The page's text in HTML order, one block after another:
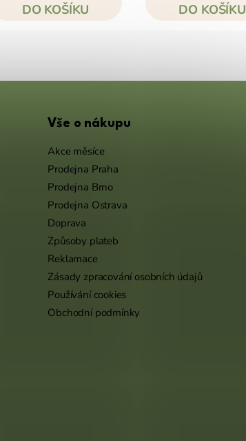
DO KOŠÍKU DO KOŠÍKU
Vše o nákupu
Akce měsíce
Prodejna Praha
Prodejna Brno
Prodejna Ostrava
Doprava
Způsoby plateb
Reklamace
Zásady zpracování osobních údajů
Používání cookies
Obchodní podmínky